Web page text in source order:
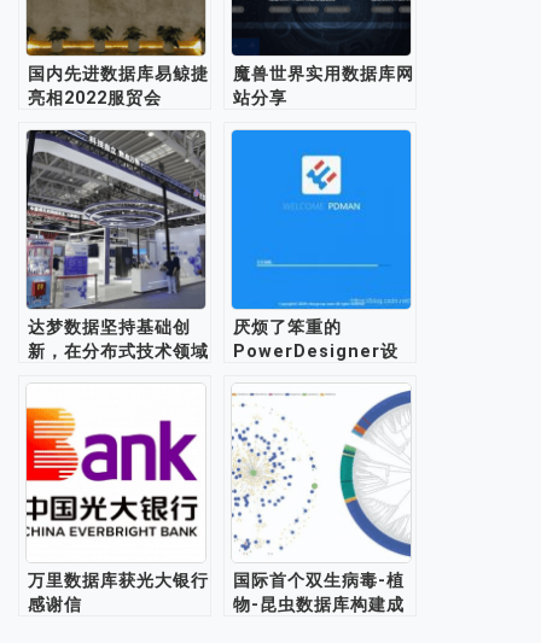
国内先进数据库易鲸捷
亮相2022服贸会
魔兽世界实用数据库网
站分享
达梦数据坚持基础创
新，在分布式技术领域
厌烦了笨重的
PowerDesigner设
PDMan更懂你！
万里数据库获光大银行
感谢信
国际首个双生病毒-植
物-昆虫数据库构建成